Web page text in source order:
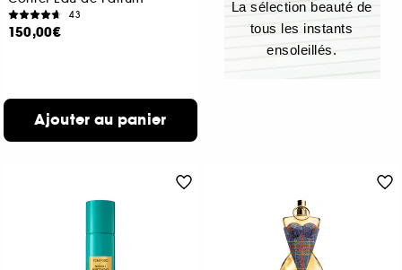
43
150,00€
Ajouter au panier
La sélection beauté de
tous les instants
ensoleillés.